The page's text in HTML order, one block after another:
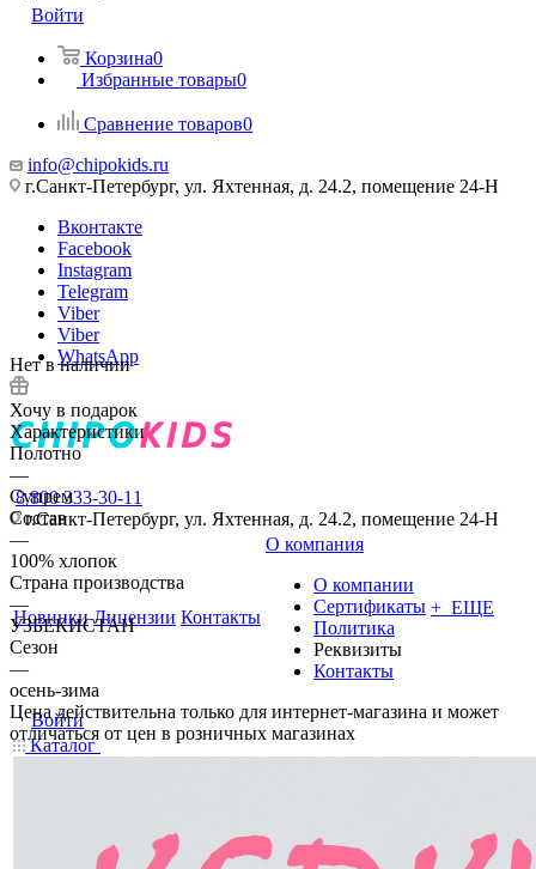
Войти
Корзина0
Избранные товары0
Сравнение товаров0
info@chipokids.ru
г.Санкт-Петербург, ул. Яхтенная, д. 24.2, помещение 24-Н
Вконтакте
Facebook
Instagram
Telegram
Viber
Viber
WhatsApp
8 800 333-30-11
г.Санкт-Петербург, ул. Яхтенная, д. 24.2, помещение 24-Н
Новинки Лицензии Контакты
О компания
О компании
Сертификаты
Политика
Реквизиты
Контакты
+ ЕЩЕ
Войти
Каталог
Нет в наличии
Хочу в подарок
Характеристики
Полотно
—
Супрем
Состав
—
100% хлопок
Страна производства
—
УЗБЕКИСТАН
Сезон
—
осень-зима
Цена действительна только для интернет-магазина и может
отличаться от цен в розничных магазинах